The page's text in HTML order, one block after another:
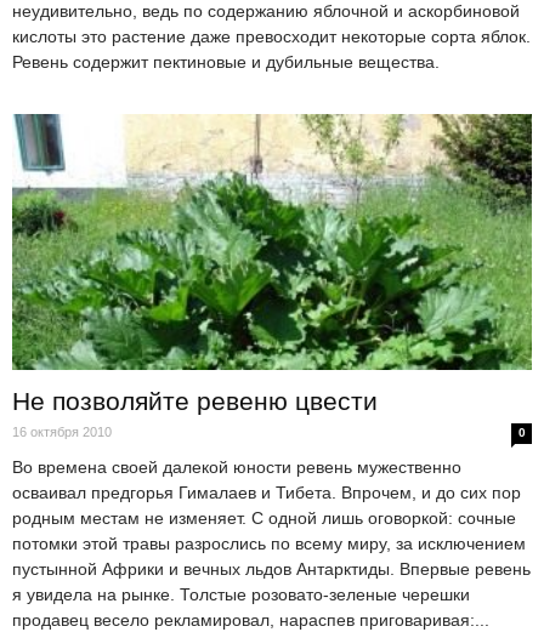
неудивительно, ведь по содержанию яблочной и аскорбиновой
кислоты это растение даже превосходит некоторые сорта яблок.
Ревень содержит пектиновые и дубильные вещества.
Не позволяйте ревеню цвести
16 октября 2010 0
Во времена своей далекой юности ревень мужественно
осваивал предгорья Гималаев и Тибета. Впрочем, и до сих пор
родным местам не изменяет. С одной лишь оговоркой: сочные
потомки этой травы разрослись по всему миру, за исключением
пустынной Африки и вечных льдов Антарктиды. Впервые ревень
я увидела на рынке. Толстые розовато-зеленые черешки
продавец весело рекламировал, нараспев приговаривая:...